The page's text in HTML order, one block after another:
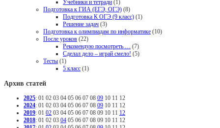
Учебники и тетради (1)
Подготовка к ГИА (ЕГЭ, ОГЭ) (8)
Подготовка К ОГЭ (9 класс) (1)
Решение задач (3)
Подготовка к олимпиадам по информатике (10)
После уроков (22)
Рекомендую посмотреть … (7)
Сделал дело – играй смело! (5)
Тесты (1)
5 класс (1)
Архив статей
2025: 01 02 03 04 05 06 07 08 09 10 11 12
2024: 01 02 03 04 05 06 07 08 09 10 11 12
2019: 01 02 03 04 05 06 07 08 09 10 11 12
2018: 01 02 03 04 05 06 07 08 09 10 11 12